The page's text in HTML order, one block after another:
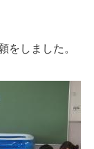
をしました。